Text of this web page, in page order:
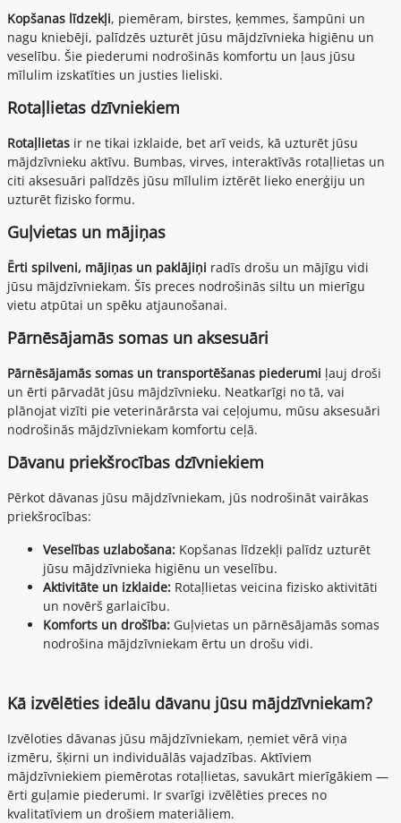
Kopšanas līdzekļi, piemēram, birstes, ķemmes, šampūni un
nagu kniebēji, palīdzēs uzturēt jūsu mājdzīvnieka higiēnu un
veselību. Šie piederumi nodrošinās komfortu un ļaus jūsu
mīlulim izskatīties un justies lieliski.
Rotaļlietas dzīvniekiem
Rotaļlietas ir ne tikai izklaide, bet arī veids, kā uzturēt jūsu
mājdzīvnieku aktīvu. Bumbas, virves, interaktīvās rotaļlietas un
citi aksesuāri palīdzēs jūsu mīlulim iztērēt lieko enerģiju un
uzturēt fizisko formu.
Guļvietas un mājiņas
Ērti spilveni, mājiņas un paklājiņi radīs drošu un mājīgu vidi
jūsu mājdzīvniekam. Šīs preces nodrošinās siltu un mierīgu
vietu atpūtai un spēku atjaunošanai.
Pārnēsājamās somas un aksesuāri
Pārnēsājamās somas un transportēšanas piederumi ļauj droši
un ērti pārvadāt jūsu mājdzīvnieku. Neatkarīgi no tā, vai
plānojat vizīti pie veterinārārsta vai ceļojumu, mūsu aksesuāri
nodrošinās mājdzīvniekam komfortu ceļā.
Dāvanu priekšrocības dzīvniekiem
Pērkot dāvanas jūsu mājdzīvniekam, jūs nodrošināt vairākas
priekšrocības:
Veselības uzlabošana: Kopšanas līdzekļi palīdz uzturēt
jūsu mājdzīvnieka higiēnu un veselību.
Aktivitāte un izklaide: Rotaļlietas veicina fizisko aktivitāti
un novērš garlaicību.
Komforts un drošība: Guļvietas un pārnēsājamās somas
nodrošina mājdzīvniekam ērtu un drošu vidi.
Kā izvēlēties ideālu dāvanu jūsu mājdzīvniekam?
Izvēloties dāvanas jūsu mājdzīvniekam, ņemiet vērā viņa
izmēru, šķirni un individuālās vajadzības. Aktīviem
mājdzīvniekiem piemērotas rotaļlietas, savukārt mierīgākiem —
ērti guļamie piederumi. Ir svarīgi izvēlēties preces no
kvalitatīviem un drošiem materiāliem.